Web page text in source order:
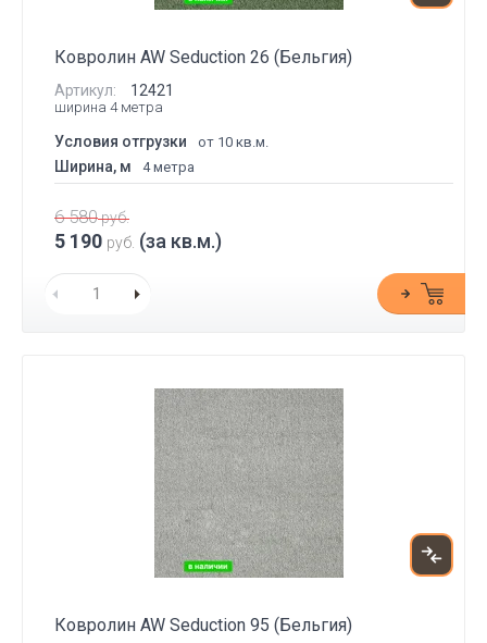
Ковролин AW Seduction 26 (Бельгия)
Артикул: 12421
ширина 4 метра
Условия отгрузки от 10 кв.м.
Ширина, м 4 метра
6 580руб.
5 190 руб. (за кв.м.)
Ковролин AW Seduction 95 (Бельгия)